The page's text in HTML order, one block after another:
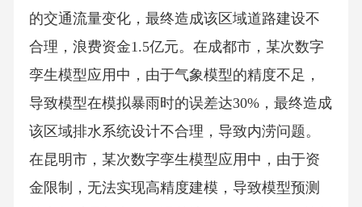
的交通流量变化，最终造成该区域道路建设不
合理，浪费资金1.5亿元。在成都市，某次数字
孪生模型应用中，由于气象模型的精度不足，
导致模型在模拟暴雨时的误差达30%，最终造成
该区域排水系统设计不合理，导致内涝问题。
在昆明市，某次数字孪生模型应用中，由于资
金限制，无法实现高精度建模，导致模型预测